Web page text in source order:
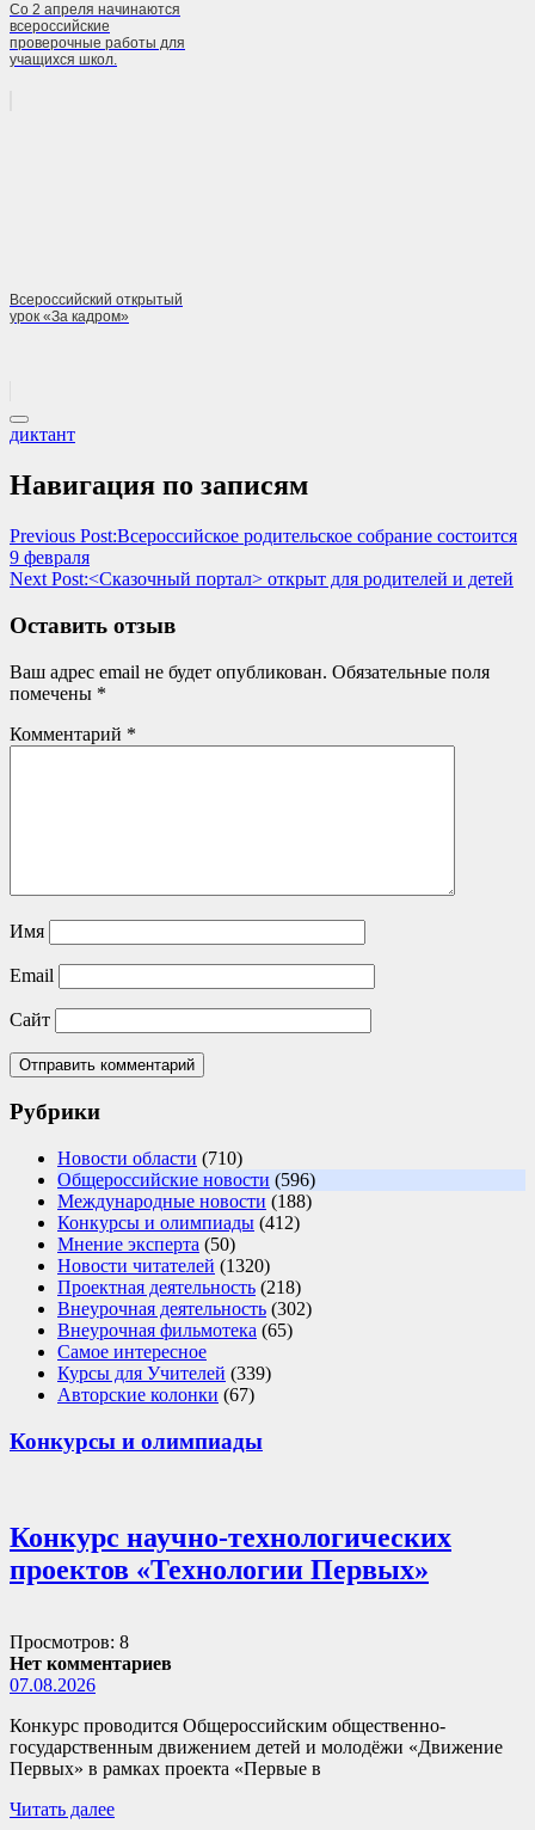
Со 2 апреля начинаются
всероссийские
проверочные работы для
учащихся школ.
Всероссийский открытый
урок «За кадром»
диктант
Навигация по записям
Previous Post:Всероссийское родительское собрание состоится
9 февраля
Next Post:<Сказочный портал> открыт для родителей и детей
Оставить отзыв
Ваш адрес email не будет опубликован. Обязательные поля
помечены *
Комментарий *
Имя
Email
Сайт
Рубрики
Новости области (710)
Общероссийские новости (596)
Международные новости (188)
Конкурсы и олимпиады (412)
Мнение эксперта (50)
Новости читателей (1320)
Проектная деятельность (218)
Внеурочная деятельность (302)
Внеурочная фильмотека (65)
Самое интересное
Курсы для Учителей (339)
Авторские колонки (67)
Конкурсы и олимпиады
Конкурс научно-технологических
проектов «Технологии Первых»
Просмотров: 8
Нет комментариев
07.08.2026
Конкурс проводится Общероссийским общественно-
государственным движением детей и молодёжи «Движение
Первых» в рамках проекта «Первые в
Читать далее